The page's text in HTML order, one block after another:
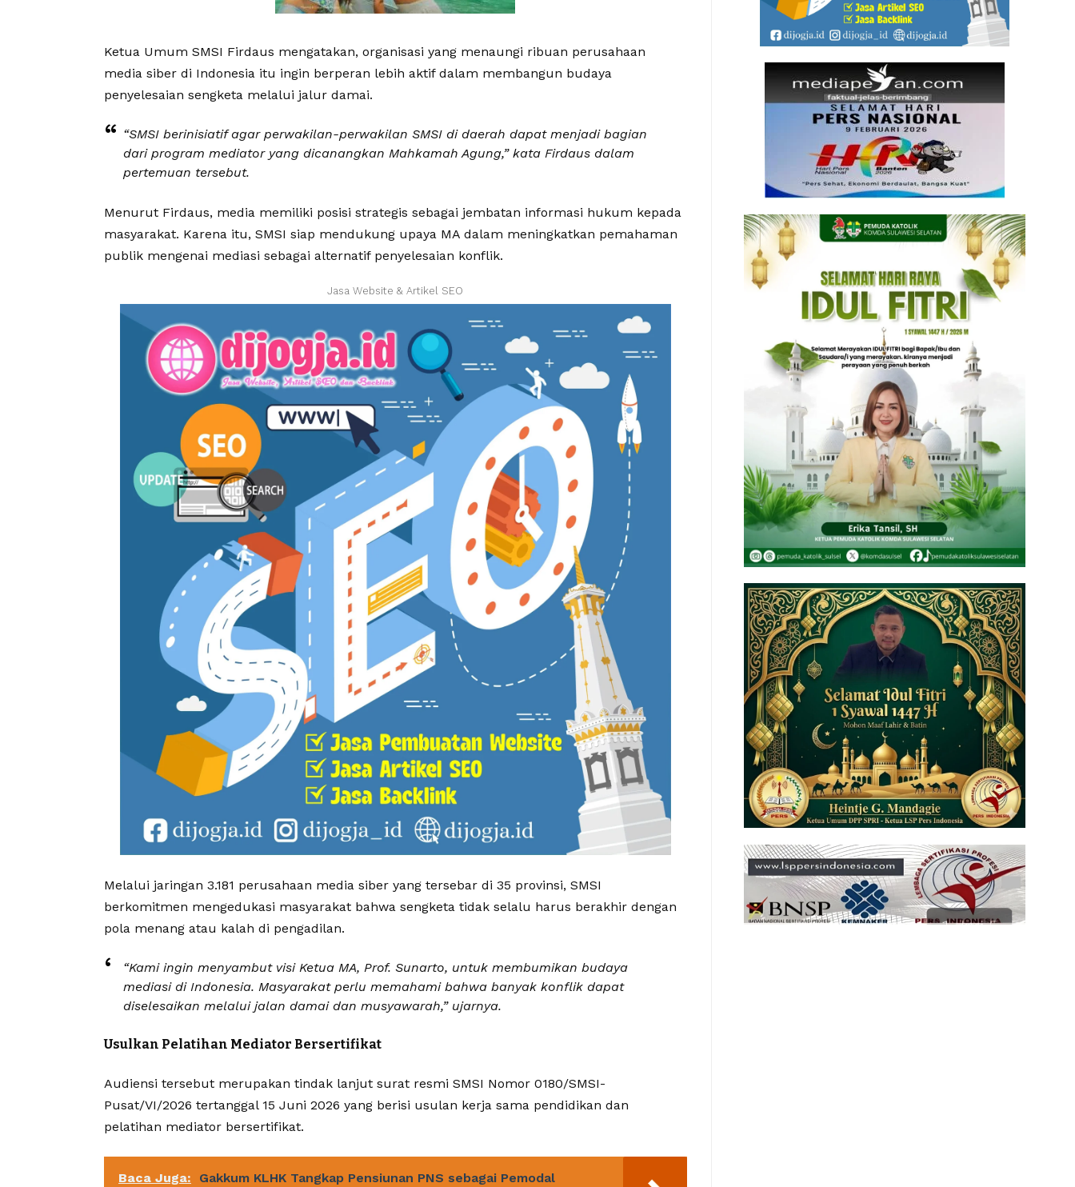
Ketua Umum SMSI Firdaus mengatakan, organisasi yang menaungi ribuan perusahaan
media siber di Indonesia itu ingin berperan lebih aktif dalam membangun budaya
penyelesaian sengketa melalui jalur damai.
“SMSI berinisiatif agar perwakilan-perwakilan SMSI di daerah dapat menjadi bagian
dari program mediator yang dicanangkan Mahkamah Agung,” kata Firdaus dalam
pertemuan tersebut.
Menurut Firdaus, media memiliki posisi strategis sebagai jembatan informasi hukum kepada
masyarakat. Karena itu, SMSI siap mendukung upaya MA dalam meningkatkan pemahaman
publik mengenai mediasi sebagai alternatif penyelesaian konflik.
Jasa Website & Artikel SEO
Melalui jaringan 3.181 perusahaan media siber yang tersebar di 35 provinsi, SMSI
berkomitmen mengedukasi masyarakat bahwa sengketa tidak selalu harus berakhir dengan
pola menang atau kalah di pengadilan.
“Kami ingin menyambut visi Ketua MA, Prof. Sunarto, untuk membumikan budaya
mediasi di Indonesia. Masyarakat perlu memahami bahwa banyak konflik dapat
diselesaikan melalui jalan damai dan musyawarah,” ujarnya.
Usulkan Pelatihan Mediator Bersertifikat
Audiensi tersebut merupakan tindak lanjut surat resmi SMSI Nomor 0180/SMSI-
Pusat/VI/2026 tertanggal 15 Juni 2026 yang berisi usulan kerja sama pendidikan dan
pelatihan mediator bersertifikat.
Baca Juga: Gakkum KLHK Tangkap Pensiunan PNS sebagai Pemodal